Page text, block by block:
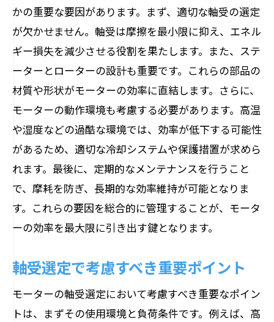
かの重要な要因があります。まず、適切な軸受の選定
が欠かせません。軸受は摩擦を最小限に抑え、エネル
ギー損失を減少させる役割を果たします。また、ステ
ーターとローターの設計も重要です。これらの部品の
材質や形状がモーターの効率に直結します。さらに、
モーターの動作環境も考慮する必要があります。高温
や湿度などの過酷な環境では、効率が低下する可能性
があるため、適切な冷却システムや保護措置が求めら
れます。最後に、定期的なメンテナンスを行うこと
で、摩耗を防ぎ、長期的な効率維持が可能となりま
す。これらの要因を総合的に管理することが、モータ
ーの効率を最大限に引き出す鍵となります。
軸受選定で考慮すべき重要ポイント
モーターの軸受選定において考慮すべき重要なポイン
トは、まずその使用環境と負荷条件です。例えば、高